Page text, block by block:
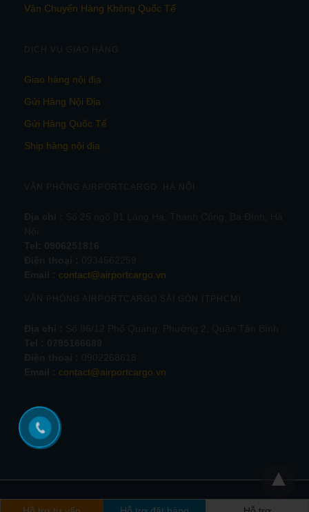
Vận Chuyển Hàng Không Quốc Tế
DỊCH VỤ GIAO HÀNG
Giao hàng nội địa
Gửi Hàng Nội Địa
Gửi Hàng Quốc Tế
Ship hàng nội địa
VĂN PHÒNG AIRPORTCARGO HÀ NỘI
contact@airportcargo.vn
VĂN PHÒNG AIRPORTCARGO SÀI GÒN (TPHCM)
contact@airportcargo.vn